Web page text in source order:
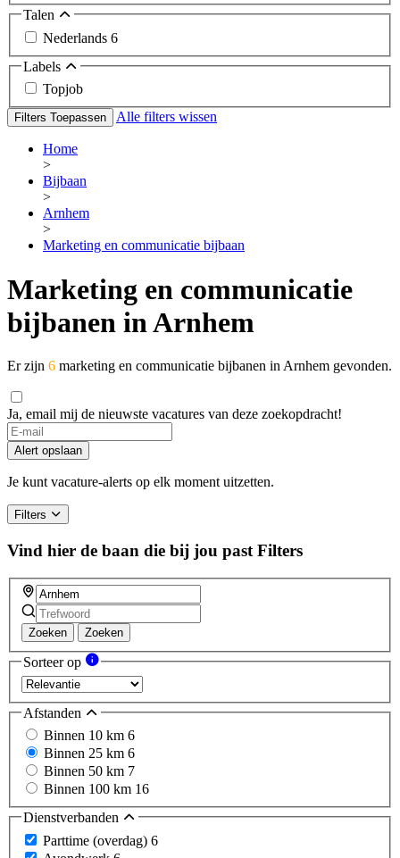
Talen
Nederlands 6
Labels
Topjob
Filters Toepassen Alle filters wissen
Home
>
Bijbaan
>
Arnhem
>
Marketing en communicatie bijbaan
Marketing en communicatie
bijbanen in Arnhem
Er zijn 6 marketing en communicatie bijbanen in Arnhem gevonden.
Ja, email mij de nieuwste vacatures van deze zoekopdracht!
Alert opslaan
Je kunt vacature-alerts op elk moment uitzetten.
Filters
Vind hier de baan die bij jou past Filters
Zoeken Zoeken
Sorteer op
Afstanden
Binnen 10 km 6
Binnen 25 km 6
Binnen 50 km 7
Binnen 100 km 16
Dienstverbanden
Parttime (overdag) 6